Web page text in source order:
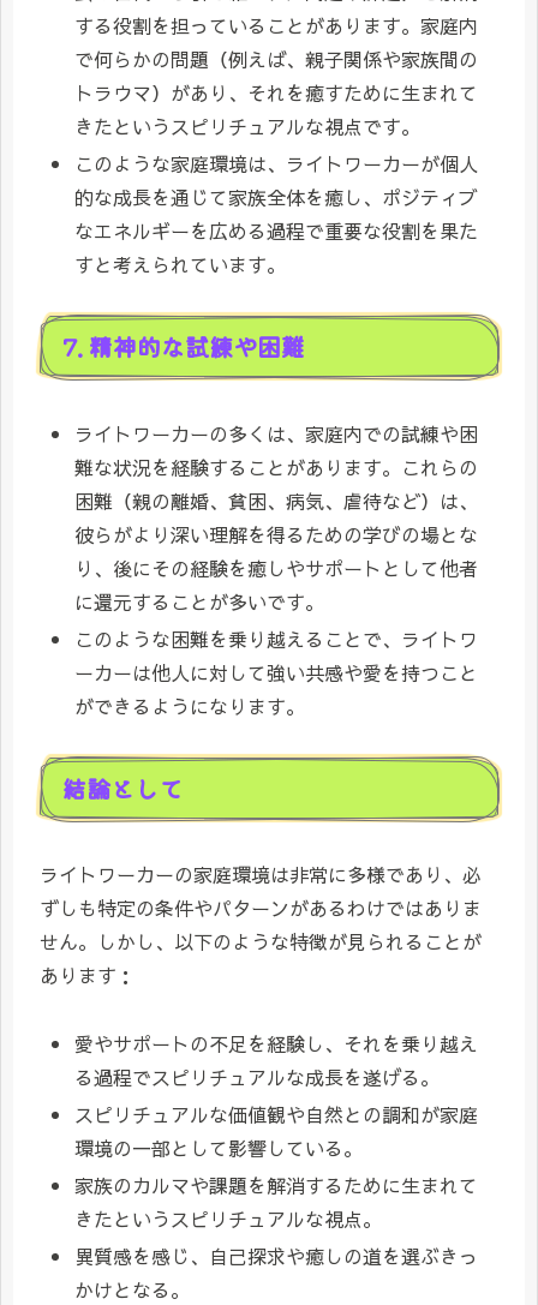
する役割を担っていることがあります。家庭内
で何らかの問題（例えば、親子関係や家族間の
トラウマ）があり、それを癒すために生まれて
きたというスピリチュアルな視点です。
このような家庭環境は、ライトワーカーが個人
的な成長を通じて家族全体を癒し、ポジティブ
なエネルギーを広める過程で重要な役割を果た
すと考えられています。
7. 精神的な試練や困難
ライトワーカーの多くは、家庭内での試練や困
難な状況を経験することがあります。これらの
困難（親の離婚、貧困、病気、虐待など）は、
彼らがより深い理解を得るための学びの場とな
り、後にその経験を癒しやサポートとして他者
に還元することが多いです。
このような困難を乗り越えることで、ライトワ
ーカーは他人に対して強い共感や愛を持つこと
ができるようになります。
結論として
ライトワーカーの家庭環境は非常に多様であり、必
ずしも特定の条件やパターンがあるわけではありま
せん。しかし、以下のような特徴が見られることが
あります：
愛やサポートの不足を経験し、それを乗り越え
る過程でスピリチュアルな成長を遂げる。
スピリチュアルな価値観や自然との調和が家庭
環境の一部として影響している。
家族のカルマや課題を解消するために生まれて
きたというスピリチュアルな視点。
異質感を感じ、自己探求や癒しの道を選ぶきっ
かけとなる。